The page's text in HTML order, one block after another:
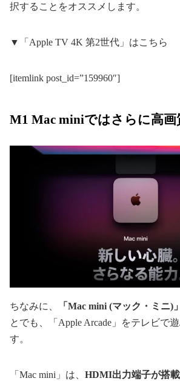
択することをオススメします。
▼「Apple TV 4K 第2世代」はこちら
[itemlink post_id=”159960″]
M1 Mac miniではさらに高画
ちなみに、 「Mac mini (マック・ミニ)
とでも、「Apple Arcade」をテレビで
す。
「Mac mini」は、 HDMI出力端子が搭載